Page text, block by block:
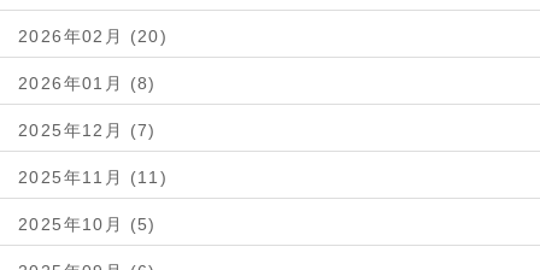
2026年02月 (20)
2026年01月 (8)
2025年12月 (7)
2025年11月 (11)
2025年10月 (5)